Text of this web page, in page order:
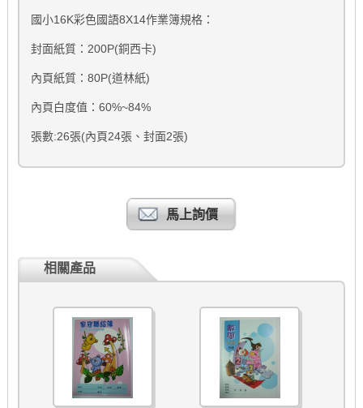
國小16K彩色國語8X14作業簿規格：
封面紙質：200P(銅西卡)
內頁紙質：80P(道林紙)
內頁白度值：60%~84%
張數:26張(內頁24張、封面2張)
馬上詢價
相關產品